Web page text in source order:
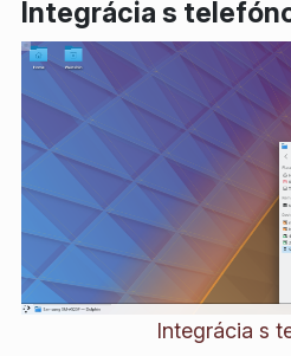
Integrácia s
Integrácia s